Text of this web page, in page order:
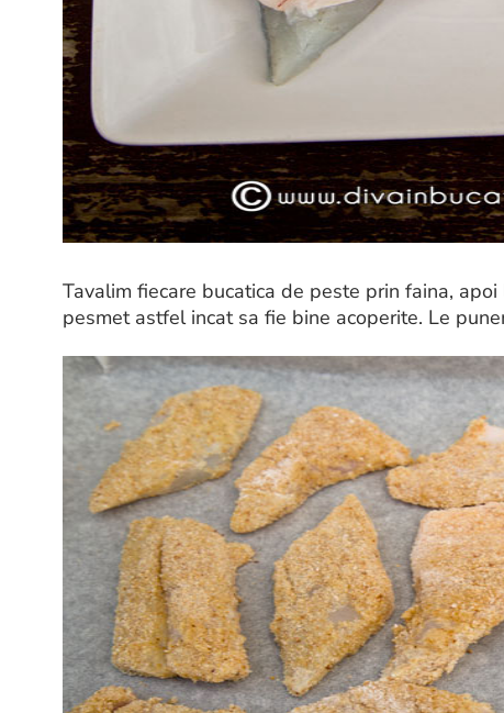
Tavalim fiecare bucatica de peste prin faina,
pesmet astfel incat sa fie bine acoperite. Le